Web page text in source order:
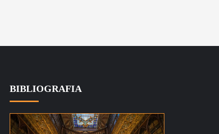
BIBLIOGRAFIA